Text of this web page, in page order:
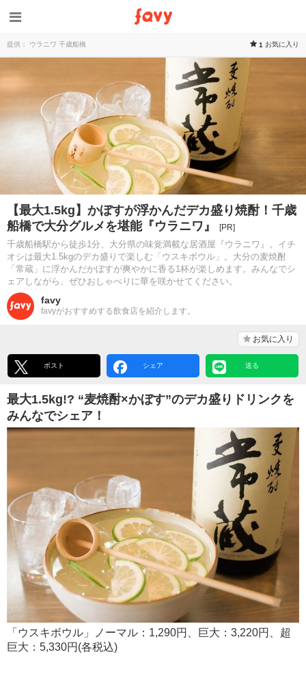
提供： ウラニワ 千歳船橋 1 お気に入り
【最大1.5kg】かぼすが浮かんだデカ盛り焼酎！千歳
船橋で大分グルメを堪能『ウラニワ』
[PR]
千歳船橋駅から徒歩1分、大分県の味覚満載な居酒屋『ウラニワ』。イチ
オシは最大1.5kgのデカ盛りで楽しむ「ウスキボウル」。大分の麦焼酎
「常蔵」に浮かんだかぼすが爽やかに香る1杯が楽しめます。みんなでシ
ェアしながら、ぜひおしゃべりに華を咲かせてください。
favy
favyがおすすめする飲食店を紹介します。
お気に入り
ポスト シェア 送る
最大1.5kg!? “麦焼酎×かぼす”のデカ盛りドリンクを
みんなでシェア！
「ウスキボウル」ノーマル：1,290円、巨大：3,220円、超
巨大：5,330円(各税込)